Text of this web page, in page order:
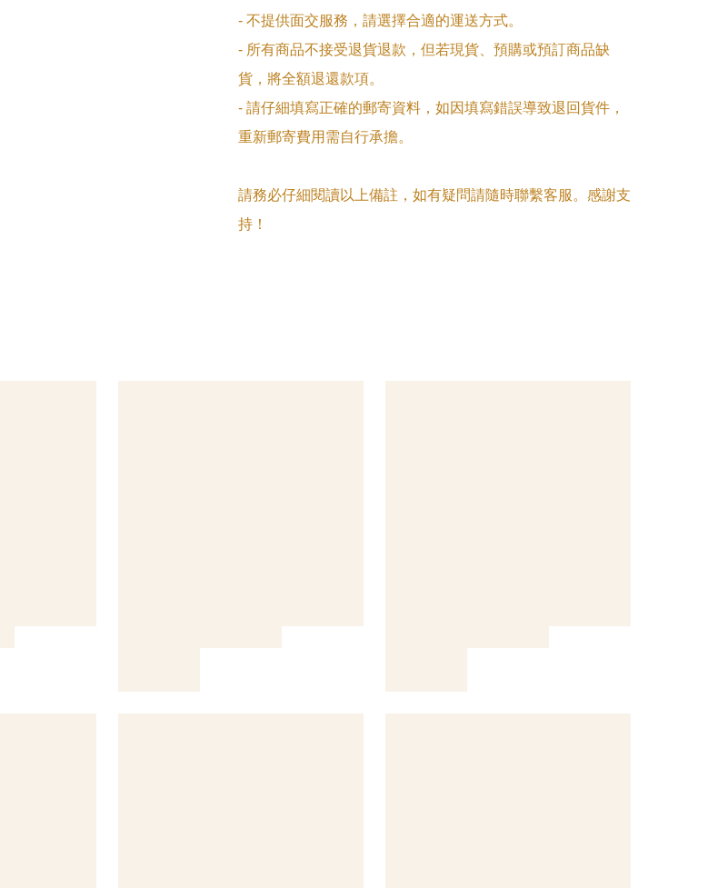
- 不提供面交服務，請選擇合適的運送方式。
- 所有商品不接受退貨退款，但若現貨、預購或預訂商品缺
貨，將全額退還款項。
- 請仔細填寫正確的郵寄資料，如因填寫錯誤導致退回貨件，
重新郵寄費用需自行承擔。
請務必仔細閱讀以上備註，如有疑問請隨時聯繫客服。感謝支
持！